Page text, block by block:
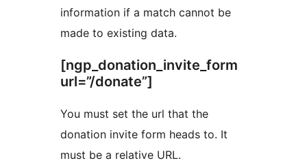
information if a match cannot be
made to existing data.
[ngp_donation_invite_form
url=”/donate”]
You must set the url that the
donation invite form heads to. It
must be a relative URL.